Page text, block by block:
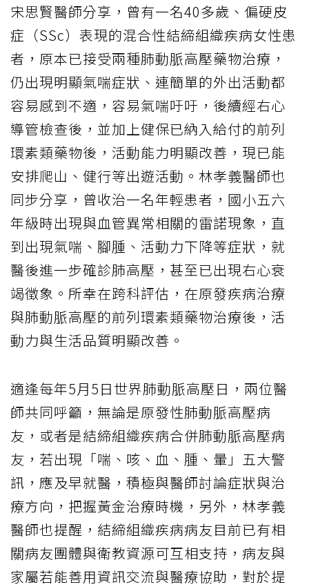
宋思賢醫師分享，曾有一名40多歲、偏硬皮
症（SSc）表現的混合性結締組織疾病女性患
者，原本已接受兩種肺動脈高壓藥物治療，
仍出現明顯氣喘症狀、連簡單的外出活動都
容易感到不適，容易氣喘吁吁，後續經右心
導管檢查後，並加上健保已納入給付的前列
環素類藥物後，活動能力明顯改善，現已能
安排爬山、健行等出遊活動。林孝義醫師也
同步分享，曾收治一名年輕患者，國小五六
年級時出現與血管異常相關的雷諾現象，直
到出現氣喘、腳腫、活動力下降等症狀，就
醫後進一步確診肺高壓，甚至已出現右心衰
竭徵象。所幸在跨科評估，在原發疾病治療
與肺動脈高壓的前列環素類藥物治療後，活
動力與生活品質明顯改善。
適逢每年5月5日世界肺動脈高壓日，兩位醫
師共同呼籲，無論是原發性肺動脈高壓病
友，或者是結締組織疾病合併肺動脈高壓病
友，若出現「喘、咳、血、腫、暈」五大警
訊，應及早就醫，積極與醫師討論症狀與治
療方向，把握黃金治療時機，另外，林孝義
醫師也提醒，結締組織疾病病友目前已有相
關病友團體與衛教資源可互相支持，病友與
家屬若能善用資訊交流與醫療協助，對於提